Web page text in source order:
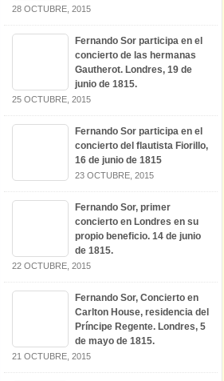
28 OCTUBRE, 2015
Fernando Sor participa en el
concierto de las hermanas
Gautherot. Londres, 19 de
junio de 1815.
25 OCTUBRE, 2015
Fernando Sor participa en el
concierto del flautista Fiorillo,
16 de junio de 1815
23 OCTUBRE, 2015
Fernando Sor, primer
concierto en Londres en su
propio beneficio. 14 de junio
de 1815.
22 OCTUBRE, 2015
Fernando Sor, Concierto en
Carlton House, residencia del
Príncipe Regente. Londres, 5
de mayo de 1815.
21 OCTUBRE, 2015